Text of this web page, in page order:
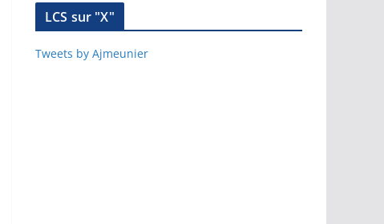
LCS sur "X"
Tweets by Ajmeunier